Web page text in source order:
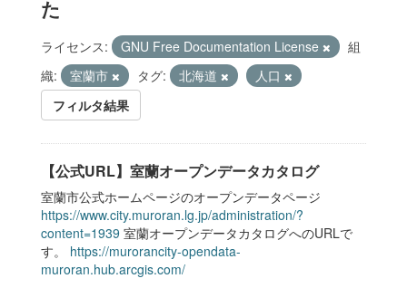
た
ライセンス: GNU Free Documentation License
組
織:
室蘭市 タグ: 北海道
人口
フィルタ結果
【公式URL】室蘭オープンデータカタログ
室蘭市公式ホームページのオープンデータページ
https://www.city.muroran.lg.jp/administration/?
content=1939 室蘭オープンデータカタログへのURLで
す。 https://murorancity-opendata-
muroran.hub.arcgis.com/